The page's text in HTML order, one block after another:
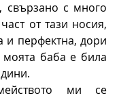
с много
от тази носия,
и перфектна, дори
моята баба е била
ми се